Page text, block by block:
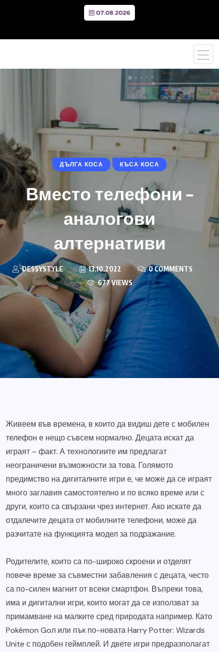
07.08.2026
ДЪЛГА КОСА КЪСА КОСА
Вместо телефони –
аналогови
алтернативи
DESSYSTYLE 13.10.2022
0 COMMENTS
677 VIEWS
Живеем във времена, в които да видиш дете с мобилен
телефон е нещо съвсем нормално. Децата искат да
играят – факт. А технологиите им предлагат
неограничени възможности за това. Голямото
предимство на дигиталните игри е, че може да се играят
много заглавия самостоятелно и по всяко време или с
други, които са свързани чрез интернет. Ако искате да
отдалечите децата от мобилните телефони, може да
разчитате на функцията модел за подражание.
Родителите, които са по-широко скроени и отделят
повече време за съвместни забавления с децата, често
са по-силен магнит от всеки смартфон. Въпреки това,
има и дигитални игри, които могат да се използват за
примамване на малките сред природата например. Като
Pokémon Goл или пък по-новата Harry Potter: Wizards
Unite с подобен геймплей. И двете игри предразполагат